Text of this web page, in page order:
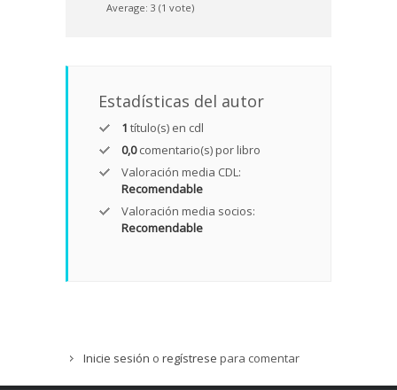
Average: 3 (1 vote)
Estadísticas del autor
1 título(s) en cdl
0,0comentario(s) por libro
Valoración media CDL:
Recomendable
Valoración media socios:
Recomendable
Inicie sesión o regístrese para comentar